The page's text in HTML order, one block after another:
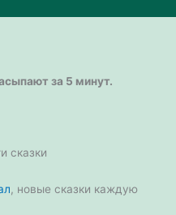
за 5 минут.
сказки
, новые сказки каждую